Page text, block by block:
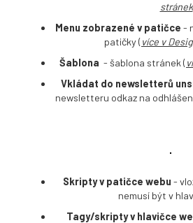
stránek
Menu zobrazené v patičce -
patičky (více v
Šablona - šablona stránek (
Vkládat do newsletterů
newsletteru odkaz na
Skripty v patičce webu -
nemusí být v
Tagy/skripty v hlavičce